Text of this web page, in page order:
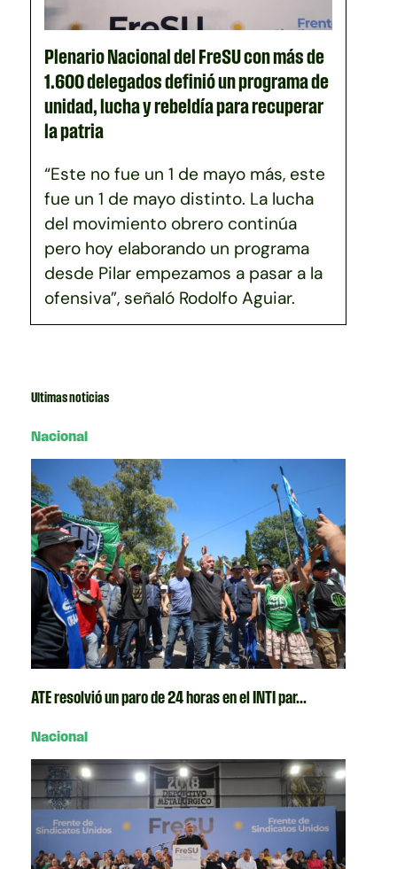
Plenario Nacional del FreSU con más de
1.600 delegados definió un programa de
unidad, lucha y rebeldía para recuperar
la patria
“Este no fue un 1 de mayo más, este
fue un 1 de mayo distinto. La lucha
del movimiento obrero continúa
pero hoy elaborando un programa
desde Pilar empezamos a pasar a la
ofensiva”, señaló Rodolfo Aguiar.
Ultimas noticias
Nacional
ATE resolvió un paro de 24 horas en el INTI par...
Nacional